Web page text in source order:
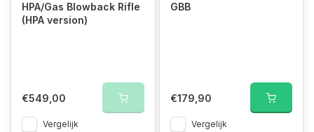
HPA/Gas Blowback Rifle
(HPA version)
€549,00
Vergelijk
GBB
€179,90
Vergelijk